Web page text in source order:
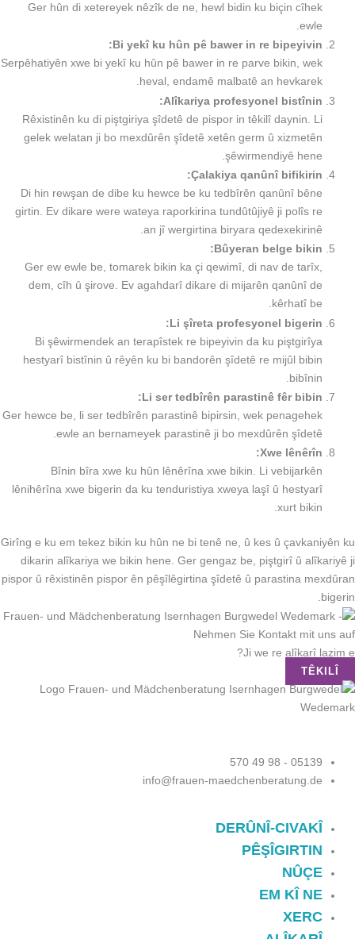
Ger hûn di xetereyek nêzîk de ne, hewl bidin ku biçin cîhek
ewle.
Bi yekî ku hûn pê bawer in re bipeyivin:
Serpêhatiyên xwe bi yekî ku hûn pê bawer in re parve bikin, wek
heval, endamê malbatê an hevkarek.
Alîkariya profesyonel bistînin:
Rêxistinên ku di piştgiriya şîdetê de pispor in têkilî daynin. Li
gelek welatan ji bo mexdûrên şîdetê xetên germ û xizmetên
şêwirmendiyê hene.
Çalakiya qanûnî bifikirin:
Di hin rewşan de dibe ku hewce be ku tedbîrên qanûnî bêne
girtin. Ev dikare were wateya raporkirina tundûtûjiyê ji polîs re
an jî wergirtina biryara qedexekirinê.
Bûyeran belge bikin:
Ger ew ewle be, tomarek bikin ka çi qewimî, di nav de tarîx,
dem, cîh û şirove. Ev agahdarî dikare di mijarên qanûnî de
kêrhatî be.
Li şîreta profesyonel bigerin:
Bi şêwirmendek an terapîstek re bipeyivin da ku piştgirîya
hestyarî bistînin û rêyên ku bi bandorên şîdetê re mijûl bibin
bibînin.
Li ser tedbîrên parastinê fêr bibin:
Ger hewce be, li ser tedbîrên parastinê bipirsin, wek penagehek
ewle an bernameyek parastinê ji bo mexdûrên şîdetê.
Xwe lênêrîn:
Bînin bîra xwe ku hûn lênêrîna xwe bikin. Li vebijarkên
lênihêrîna xwe bigerin da ku tenduristiya xweya laşî û hestyarî
xurt bikin.
Girîng e ku em tekez bikin ku hûn ne bi tenê ne, û kes û çavkaniyên ku
dikarin alîkariya we bikin hene. Ger gengaz be, piştgirî û alîkariyê ji
pispor û rêxistinên pispor ên pêşîlêgirtina şîdetê û parastina mexdûran
bigerin.
Ji we re alîkarî lazim e?
TÊKILÎ
05139 - 98 49 570
info@frauen-maedchenberatung.de
DERÛNÎ-CIVAKÎ
PÊŞÎGIRTIN
NÛÇE
EM KÎ NE
XERC